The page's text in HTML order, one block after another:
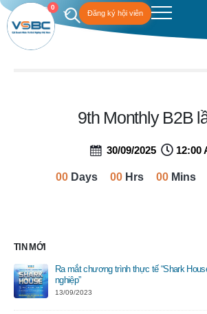
0
Đăng ký hội viên
9th Monthly B2B
30/09/2025 12:00
00 Days 00 Hrs 00 Mins
TIN MỚI
Ra mắt chương trình thực tế “Shark
nghiệp”
13/09/2023